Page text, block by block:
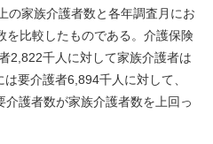
の家族介護者数と各年調査月にお
を比較したものである。介護保険
2,822千人に対して家族介護者は
要介護者6,894千人に対して、
介護者数が家族介護者数を上回っ